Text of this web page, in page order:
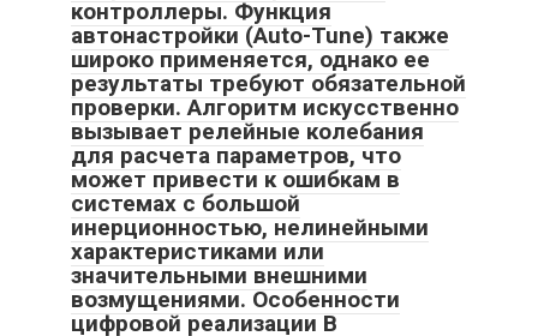
контроллеры. Функция
автонастройки (Auto-Tune) также
широко применяется, однако ее
результаты требуют обязательной
проверки. Алгоритм искусственно
вызывает релейные колебания
для расчета параметров, что
может привести к ошибкам в
системах с большой
инерционностью, нелинейными
характеристиками или
значительными внешними
возмущениями. Особенности
цифровой реализации В